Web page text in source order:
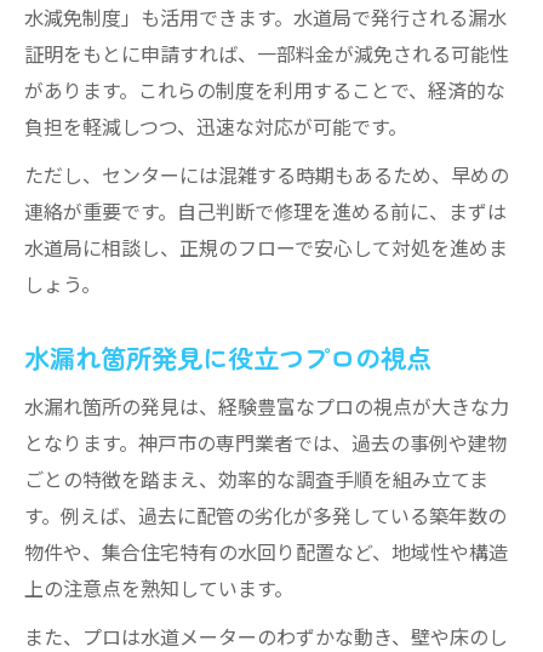
水減免制度」も活用できます。水道局で発行される漏水
証明をもとに申請すれば、一部料金が減免される可能性
があります。これらの制度を利用することで、経済的な
負担を軽減しつつ、迅速な対応が可能です。
ただし、センターには混雑する時期もあるため、早めの
連絡が重要です。自己判断で修理を進める前に、まずは
水道局に相談し、正規のフローで安心して対処を進めま
しょう。
水漏れ箇所発見に役立つプロの視点
水漏れ箇所の発見は、経験豊富なプロの視点が大きな力
となります。神戸市の専門業者では、過去の事例や建物
ごとの特徴を踏まえ、効率的な調査手順を組み立てま
す。例えば、過去に配管の劣化が多発している築年数の
物件や、集合住宅特有の水回り配置など、地域性や構造
上の注意点を熟知しています。
また、プロは水道メーターのわずかな動き、壁や床のし